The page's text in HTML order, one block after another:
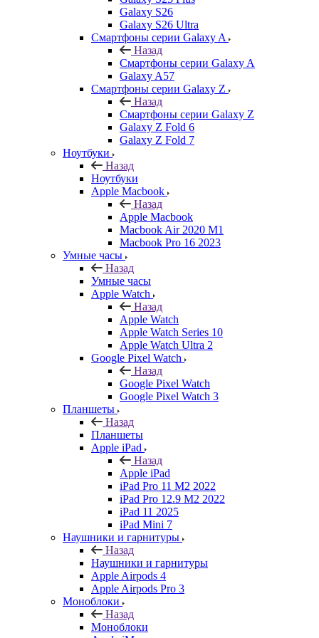
Galaxy S26
Galaxy S26 Ultra
Смартфоны серии Galaxy A
Назад
Смартфоны серии Galaxy A
Galaxy A57
Смартфоны серии Galaxy Z
Назад
Смартфоны серии Galaxy Z
Galaxy Z Fold 6
Galaxy Z Fold 7
Ноутбуки
Назад
Ноутбуки
Apple Macbook
Назад
Apple Macbook
Macbook Air 2020 M1
Macbook Pro 16 2023
Умные часы
Назад
Умные часы
Apple Watch
Назад
Apple Watch
Apple Watch Series 10
Apple Watch Ultra 2
Google Pixel Watch
Назад
Google Pixel Watch
Google Pixel Watch 3
Планшеты
Назад
Планшеты
Apple iPad
Назад
Apple iPad
iPad Pro 11 M2 2022
iPad Pro 12.9 M2 2022
iPad 11 2025
iPad Mini 7
Наушники и гарнитуры
Назад
Наушники и гарнитуры
Apple Airpods 4
Apple Airpods Pro 3
Моноблоки
Назад
Моноблоки